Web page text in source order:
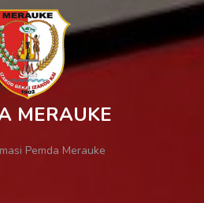
MERAUKE
Pemda Merauke